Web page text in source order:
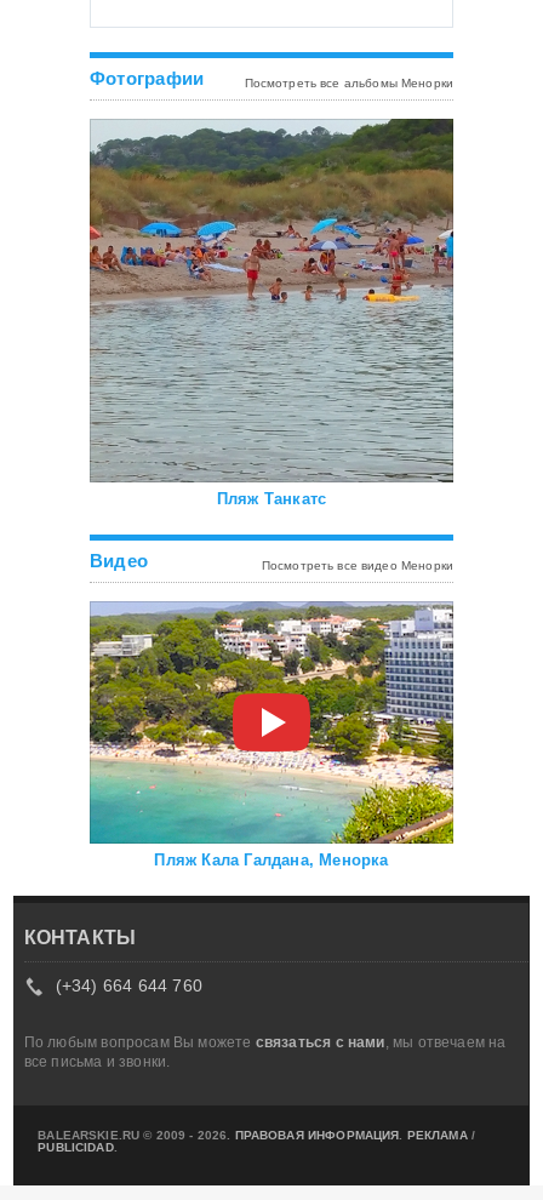
Фотографии Посмотреть все альбомы Менорки
Пляж Танкатс
Видео Посмотреть все видео Менорки
Пляж Кала Галдана, Менорка
КОНТАКТЫ
(+34) 664 644 760
По любым вопросам Вы можете связаться с нами, мы отвечаем на
все письма и звонки.
BALEARSKIE.RU © 2009 - 2026. ПРАВОВАЯ ИНФОРМАЦИЯ РЕКЛАМА/
PUBLICIDAD.